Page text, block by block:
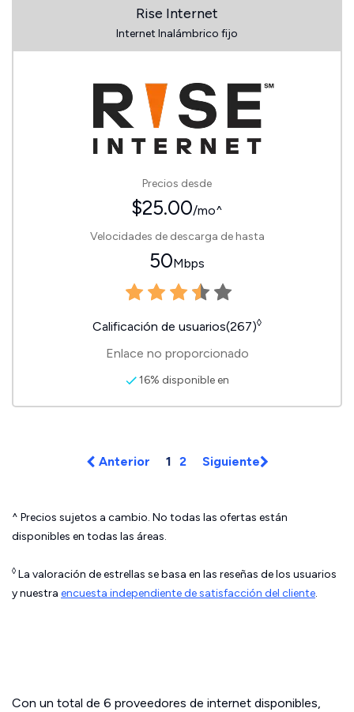
Rise Internet
Internet Inalámbrico fijo
Precios desde
$25.00/mo^
Velocidades de descarga de hasta
50Mbps
Calificación de usuarios(267)◊
Enlace no proporcionado
16% disponible en
Anterior 1 2 Siguiente
^ Precios sujetos a cambio. No todas las ofertas están
disponibles en todas las áreas.
◊ La valoración de estrellas se basa en las reseñas de los usuarios
y nuestra encuesta independiente de satisfacción del cliente.
Con un total de 6 proveedores de internet disponibles,